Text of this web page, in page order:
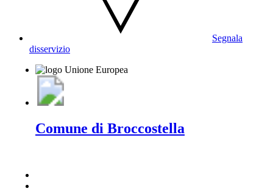
Segnala
disservizio
Comune di Broccostella